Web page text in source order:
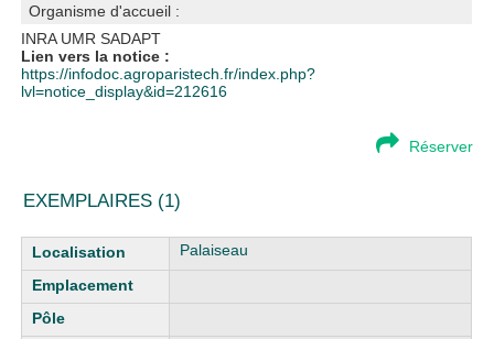
Organisme d'accueil :
INRA UMR SADAPT
Lien vers la notice :
https://infodoc.agroparistech.fr/index.php?
lvl=notice_display&id=212616
Réserver
EXEMPLAIRES (1)
Liste des exemplaires Palaiseau